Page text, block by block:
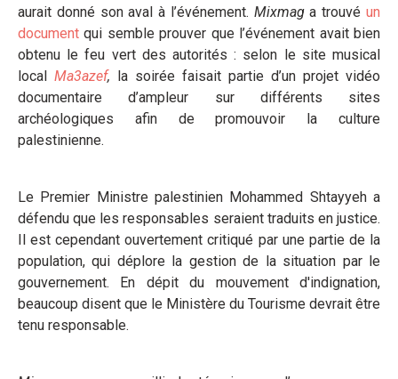
aurait donné son aval à l’événement. Mixmaga trouvéun
document qui semble prouver que l’événement avait bien
obtenu le feu vert des autorités : selon le site musical
local Ma3azef, la soirée faisait partie d’un projet vidéo
documentaire d’ampleur sur différents sites
archéologiques afin de promouvoir la culture
palestinienne.
Le Premier Ministre palestinien Mohammed Shtayyeh a
défendu que les responsables seraient traduits en justice.
Il est cependant ouvertement critiqué par une partie de la
population, qui déplore la gestion de la situation par le
gouvernement. En dépit du mouvement d'indignation,
beaucoup disent que le Ministère du Tourisme devrait être
tenu responsable.